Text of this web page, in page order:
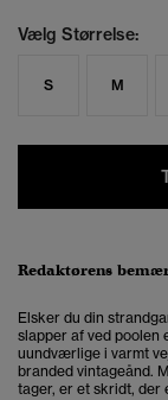
Vælg Størrelse:
S M
Redaktørens
Elsker du din
slapper af ved poolen
uundværlige i varmt
branded vintageånd.
tager, er et skridt, der